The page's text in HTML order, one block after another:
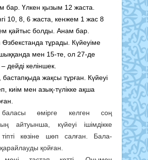
бар. Үлкен қызым 12 жаста.
10, 8, 6 жаста, кенжем 1 жас 8
қайтыс болды. Анам бар.
тұрады. Күйеуіме
мен 15-те, ол 27-де
дейді келіншек.
жақсы тұрған. Күйеуі
киім мен азық-түлікке ақша
баласы өмірге келген соң
айтуынша, күйеуі ішімдікке
тіпті көзіне шөп салған. Бала-
қойған.